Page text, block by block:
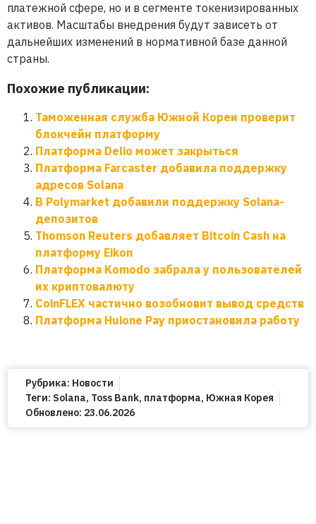
платежной сфере, но и в сегменте токенизированных
активов. Масштабы внедрения будут зависеть от
дальнейших изменений в нормативной базе данной
страны.
Похожие публикации:
Таможенная служба Южной Кореи проверит
блокчейн платформу
Платформа Delio может закрыться
Платформа Farcaster добавила поддержку
адресов Solana
В Polymarket добавили поддержку Solana-
депозитов
Thomson Reuters добавляет Bitcoin Cash на
платформу Eikon
Платформа Komodo забрала у пользователей
их криптовалюту
CoinFLEX частично возобновит вывод средств
Платформа Huione Pay приостановила работу
Рубрика: Новости
Теги: Solana, Toss Bank, платформа, Южная Корея
Обновлено: 23.06.2026